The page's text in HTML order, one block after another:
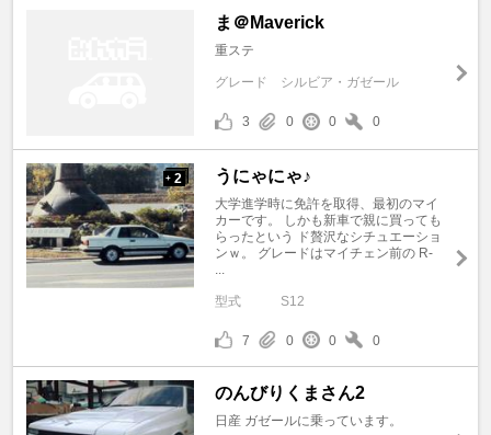
ま＠Maverick
重ステ
グレード シルビア・ガゼール
3 0 0 0
+ 2 うにゃにゃ♪
大学進学時に免許を取得、最初のマイ
カーです。 しかも新車で親に買っても
らったという ド贅沢なシチュエーショ
ンｗ。 グレードはマイチェン前の R-
型式 S12
7 0 0 0
のんびりくまさん2
日産 ガゼールに乗っています。